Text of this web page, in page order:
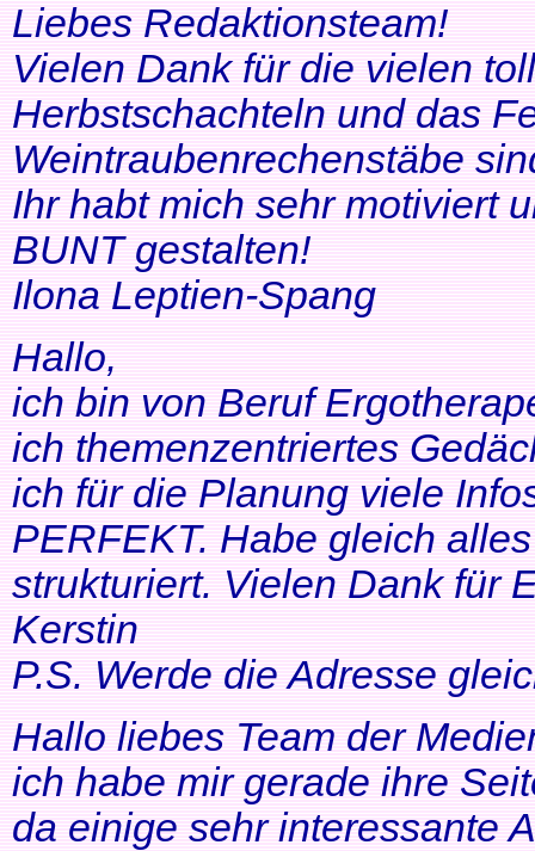
Liebes Redaktionsteam!
Vielen Dank für die vielen
Herbstschachteln und das
Weintraubenrechenstäbe
Ihr habt mich sehr motiviert
BUNT gestalten!
Ilona Leptien-Spang
Hallo,
ich bin von Beruf
ich themenzentriertes
ich für die Planung viele
PERFEKT. Habe gleich
strukturiert. Vielen Dank für
Kerstin
P.S. Werde die Adresse
Hallo liebes Team der
ich habe mir gerade ihre
da einige sehr interessante